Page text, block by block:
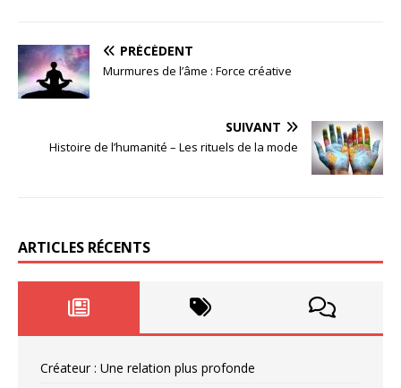
PRÉCÉDENT
Murmures de l’âme : Force créative
SUIVANT
Histoire de l’humanité – Les rituels de la mode
ARTICLES RÉCENTS
Créateur : Une relation plus profonde